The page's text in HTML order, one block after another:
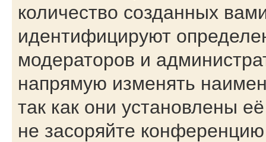
количество созданных
идентифицируют
модераторов и
напрямую изменять
так как они установлены
не засоряйте